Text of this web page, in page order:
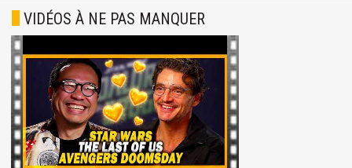
VIDÉOS À NE PAS MANQUER